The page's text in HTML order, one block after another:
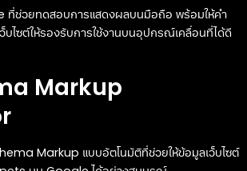
ที่ช่วยทดสอบการแสดงผลบนมือถือ พร้อมให้คำ
บไซต์ให้รองรับการใช้งานบนอุปกรณ์เคลื่อนที่ได้ดี
Markup
Markup แบบอัตโนมัติที่ช่วยให้ข้อมูลเว็บไซต์